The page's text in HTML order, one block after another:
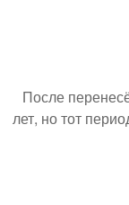
После
лет, но тот